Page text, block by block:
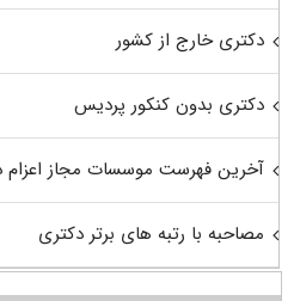
دکتری خارج از کشور
دکتری بدون کنکور پردیس
آخرین فهرست موسسات مجاز اعزام
مصاحبه با رتبه های برتر دکتری